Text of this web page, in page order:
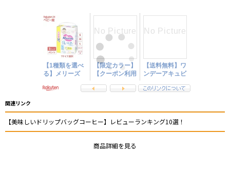
関連リンク
【美味しいドリップバッグコーヒー】レビューランキング10選！
商品詳細を見る